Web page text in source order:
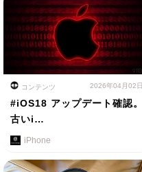
コンテンツ 2026年04月02日
#iOS18 アップデート確認。
古いi…
iPhone